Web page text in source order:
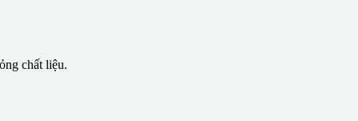
chất liệu.